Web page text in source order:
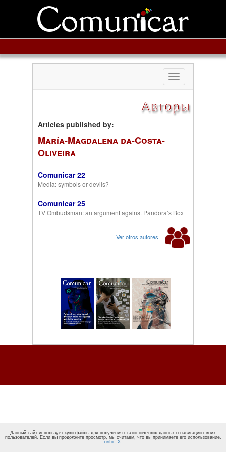
Toggle
navigation
Авторы
Articles published by:
María-Magdalena da-Costa-
Oliveira
Comunicar 22
Media: symbols or devils?
Comunicar 25
TV Ombudsman: an argument against Pandora’s Box
Ver otros autores
Данный сайт использует куки-файлы для получения статистических данных о навигации своих
пользователей. Если вы продолжите просмотр, мы считаем, что вы принимаете его использование.
+info X